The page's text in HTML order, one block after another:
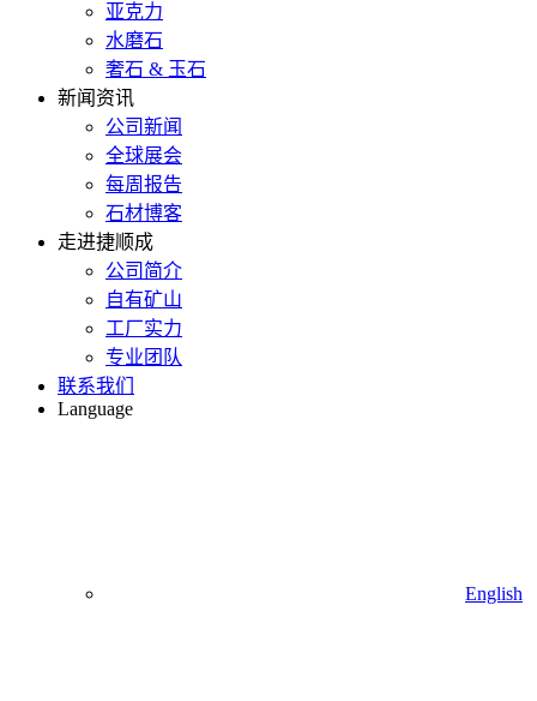
亚克力
水磨石
奢石 & 玉石
新闻资讯
公司新闻
全球展会
每周报告
石材博客
走进捷顺成
公司简介
自有矿山
工厂实力
专业团队
联系我们
Language
English